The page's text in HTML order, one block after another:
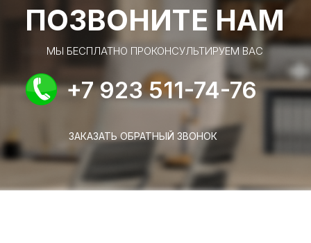
ПОЗВОНИТЕ НАМ
МЫ БЕСПЛАТНО ПРОКОНСУЛЬТИРУЕМ ВАС
+7 923 511-74-76
ЗАКАЗАТЬ ОБРАТНЫЙ ЗВОНОК